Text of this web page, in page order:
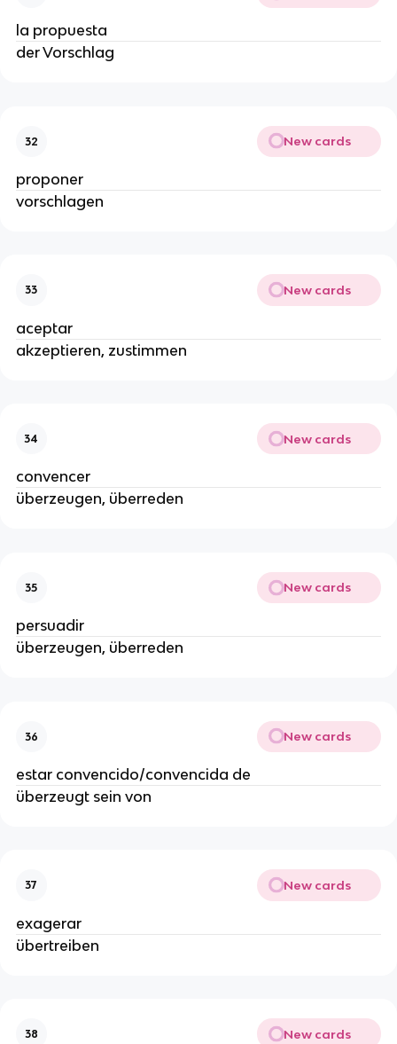
la propuesta
der Vorschlag
32 New cards
proponer
vorschlagen
33 New cards
aceptar
akzeptieren, zustimmen
34 New cards
convencer
überzeugen, überreden
35 New cards
persuadir
überzeugen, überreden
36 New cards
estar convencido/convencida de
überzeugt sein von
37 New cards
exagerar
übertreiben
38 New cards